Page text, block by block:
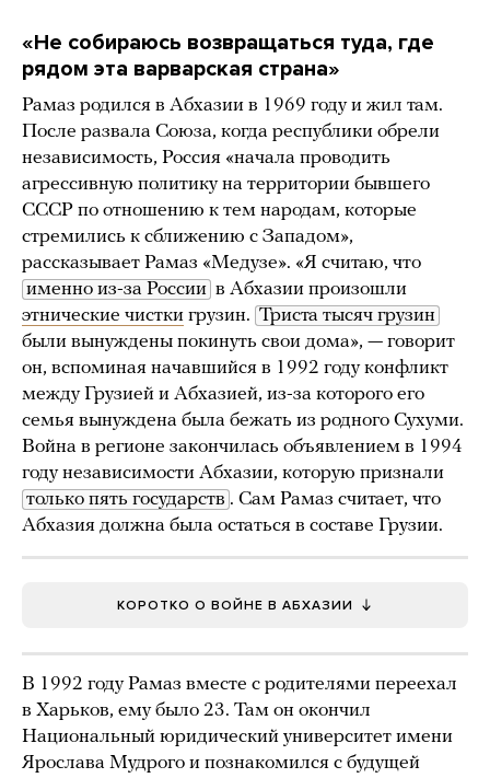
«Не собираюсь возвращаться туда, где
рядом эта варварская страна»
Рамаз родился в Абхазии в 1969 году и жил там.
После развала Союза, когда республики обрели
независимость, Россия «начала проводить
агрессивную политику на территории бывшего
СССР по отношению к тем народам, которые
стремились к сближению с Западом»,
рассказывает Рамаз «Медузе». «Я считаю, что
именно из-за России в Абхазии произошли
этнические чистки грузин. Триста тысяч грузин
были вынуждены покинуть свои дома», — говорит
он, вспоминая начавшийся в 1992 году конфликт
между Грузией и Абхазией, из-за которого его
семья вынуждена была бежать из родного Сухуми.
Война в регионе закончилась объявлением в 1994
году независимости Абхазии, которую признали
только пять государств . Сам Рамаз считает, что
Абхазия должна была остаться в составе Грузии.
КОРОТКО О ВОЙНЕ В АБХАЗИИ
В 1992 году Рамаз вместе с родителями переехал
в Харьков, ему было 23. Там он окончил
Национальный юридический университет имени
Ярослава Мудрого и познакомился с будущей